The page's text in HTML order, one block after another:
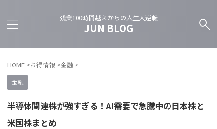
残業100時間越えからの人生大逆転
JUN BLOG
HOME >お得情報 >金融 >
金融
半導体関連株が強すぎる！AI需要で急騰中の日本株と
米国株まとめ